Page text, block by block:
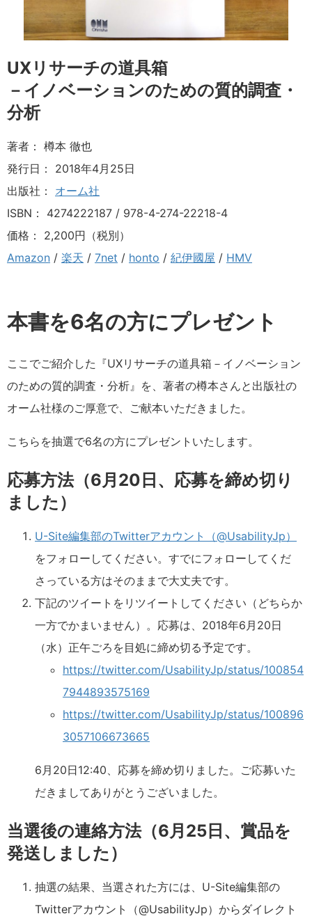
UXリサーチの道具箱
－イノベーションのための質的調査・
分析
著者： 樽本 徹也
発行日： 2018年4月25日
出版社： オーム社
ISBN： 4274222187 / 978-4-274-22218-4
価格： 2,200円（税別）
Amazon / 楽天 / 7net / honto / 紀伊國屋 / HMV
本書を6名の方にプレゼント
ここでご紹介した『UXリサーチの道具箱－イノベーション
のための質的調査・分析』を、著者の樽本さんと出版社の
オーム社様のご厚意で、ご献本いただきました。
こちらを抽選で6名の方にプレゼントいたします。
応募方法（6月20日、応募を締め切り
ました）
U-Site編集部のTwitterアカウント（@UsabilityJp）
をフォローしてください。すでにフォローしてくだ
さっている方はそのままで大丈夫です。
下記のツイートをリツイートしてください（どちらか
一方でかまいません）。応募は、2018年6月20日
（水）正午ごろを目処に締め切る予定です。
https://twitter.com/UsabilityJp/status/100854
7944893575169
https://twitter.com/UsabilityJp/status/100896
3057106673665
6月20日12:40、応募を締め切りました。ご応募いた
だきましてありがとうございました。
当選後の連絡方法（6月25日、賞品を
発送しました）
抽選の結果、当選された方には、U-Site編集部の
Twitterアカウント（@UsabilityJp）からダイレクト